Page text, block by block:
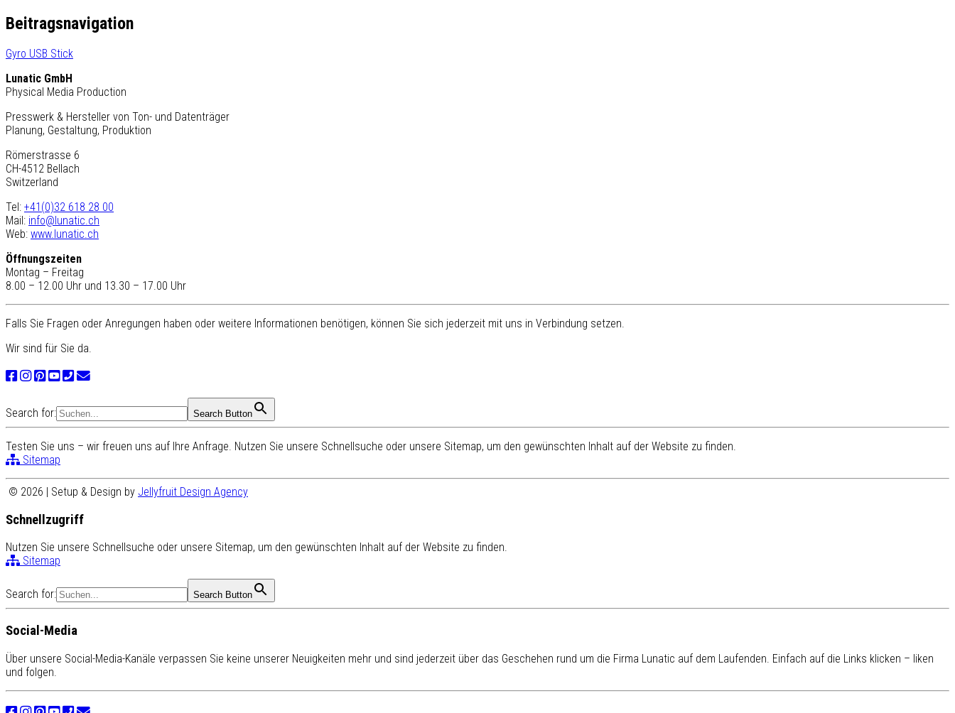
Beitragsnavigation
Gyro USB Stick
Lunatic GmbH
Physical Media Production
Presswerk & Hersteller von Ton- und Datenträger
Planung, Gestaltung, Produktion
Römerstrasse 6
CH-4512 Bellach
Switzerland
Tel: +41(0)32 618 28 00
Mail: info@lunatic.ch
Web: www.lunatic.ch
Öffnungszeiten
Montag – Freitag
8.00 – 12.00 Uhr und 13.30 – 17.00 Uhr
Falls Sie Fragen oder Anregungen haben oder weitere Informationen benötigen, können Sie sich jederzeit mit uns in Verbindung setzen.
Wir sind für Sie da.
Search for: Search Button
Testen Sie uns – wir freuen uns auf Ihre Anfrage. Nutzen Sie unsere Schnellsuche oder unsere Sitemap, um den gewünschten Inhalt auf der Website zu finden.
Sitemap
© 2026 | Setup & Design by Jellyfruit Design Agency
Schnellzugriff
Nutzen Sie unsere Schnellsuche oder unsere Sitemap, um den gewünschten Inhalt auf der Website zu finden.
Sitemap
Search for: Search Button
Social-Media
Über unsere Social-Media-Kanäle verpassen Sie keine unserer Neuigkeiten mehr und sind jederzeit über das Geschehen rund um die Firma Lunatic auf dem Laufenden. Einfach auf die Links klicken – liken
und folgen.